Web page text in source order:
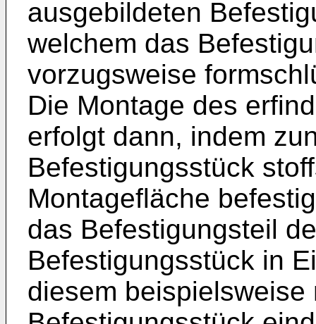
ausgebildeten
welchem das
vorzugsweise
Die Montage des
erfolgt dann, indem
Befestigungsstück
Montagefläche
das Befestigungsteil
Befestigungsstück in
diesem beispielsweise